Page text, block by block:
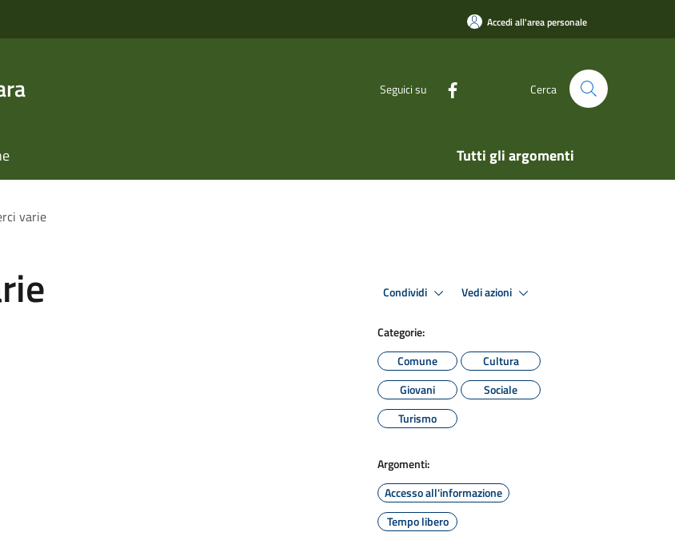
Accedi all'area personale
Seguici su Cerca
Tutti gli argomenti
varie
Condividi Vedi azioni
Categorie:
Comune
Cultura
Giovani
Sociale
Turismo
Argomenti:
Accesso all'informazione
Tempo libero